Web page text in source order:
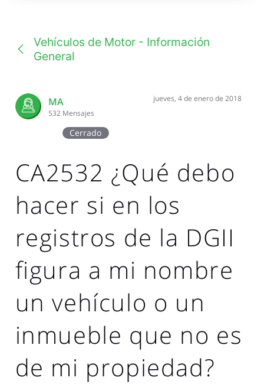
Vehículos de Motor - Información
General
MA
532 Mensajes
jueves, 4 de enero de 2018
Cerrado
CA2532 ¿Qué debo
hacer si en los
registros de la DGII
figura a mi nombre
un vehículo o un
inmueble que no es
de mi propiedad?